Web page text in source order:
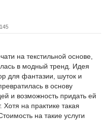
на текстильной основе,
в модный тренд. Идея
для фантазии, шуток и
в основу
и возможность придать ей
Хотя на практике такая
на такие услуги